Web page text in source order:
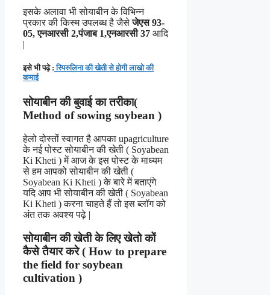
इसके अलावा भी सोयाबीन के विभिन्न
प्रकार की किस्म उपलब्ध है जैसेजेएस 93-
05, एनआरसी 2,पंजाब 1,एनआरसी 37 आदि
|
इसे भी पढ़े : स्पिरुलिना की खेती से होगी लाखो की
कमाई
सोयाबीन की बुवाई का तरीका(
Method of sowing soybean )
हेलो दोस्तों स्वागत है आपका upagriculture
के नई पोस्ट सोयाबीन की खेती ( Soyabean
Ki Kheti ) में आज के इस पोस्ट के माध्यम
से हम आपको सोयाबीन की खेती (
Soyabean Ki Kheti ) के बारे में बताएंगे
यदि आप भी सोयाबीन की खेती ( Soyabean
Ki Kheti ) करना चाहते हैं तो इस ब्लॉग को
अंत तक अवश्य पढ़े |
सोयाबीन की खेती के लिए खेतो कों
कैसे तैयार करे ( How to prepare
the field for soybean
cultivation )